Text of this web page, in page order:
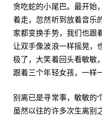
贪吃蛇的小尾巴。最开始
着走，忽然听到放着音乐
家都变换手势，我们也跟
让双手像波浪一样摇晃，
极了，大笑着回头看敏敏
跟着三个年轻女孩，一样
别离已是寻常事，敏敏的
虽然以往的许多次生离别